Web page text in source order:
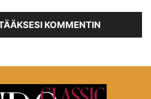
KOMMENTIN